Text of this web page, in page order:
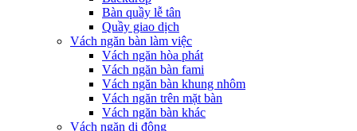
Bàn quầy lễ tân
Quầy giao dịch
Vách ngăn bàn làm việc
Vách ngăn hòa phát
Vách ngăn bàn fami
Vách ngăn bàn khung nhôm
Vách ngăn trên mặt bàn
Vách ngăn bàn khác
Vách ngăn di động